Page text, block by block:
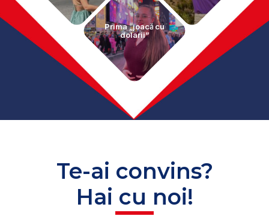
Prima „joacă cu
dolarii”
Te-ai convins?
Hai cu noi!